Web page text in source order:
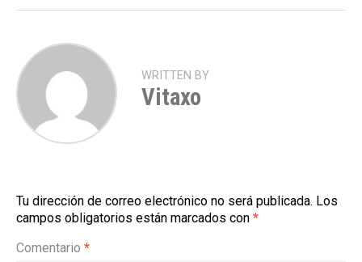
WRITTEN BY
Vitaxo
Tu dirección de correo electrónico no será publicada. Los
campos obligatorios están marcados con *
Comentario *